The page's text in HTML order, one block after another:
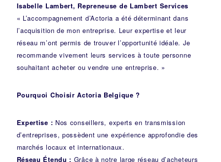
Isabelle Lambert, Repreneuse de Lambert Services
« L’accompagnement d’Actoria a été déterminant dans
l’acquisition de mon entreprise. Leur expertise et leur
réseau m’ont permis de trouver l’opportunité idéale. Je
recommande vivement leurs services à toute personne
souhaitant acheter ou vendre une entreprise. »
Pourquoi Choisir Actoria Belgique ?
Expertise : Nos conseillers, experts en transmission
d’entreprises, possèdent une expérience approfondie des
marchés locaux et internationaux.
Réseau Étendu : Grâce à notre large réseau d’acheteurs